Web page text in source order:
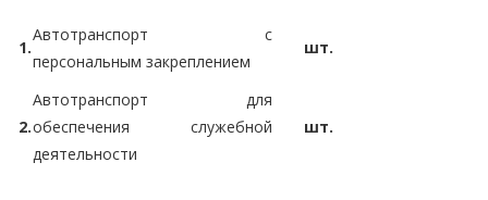
1.
Автотранспорт с
персональным закреплением
шт.
2.
Автотранспорт для
обеспечения служебной
деятельности
шт.